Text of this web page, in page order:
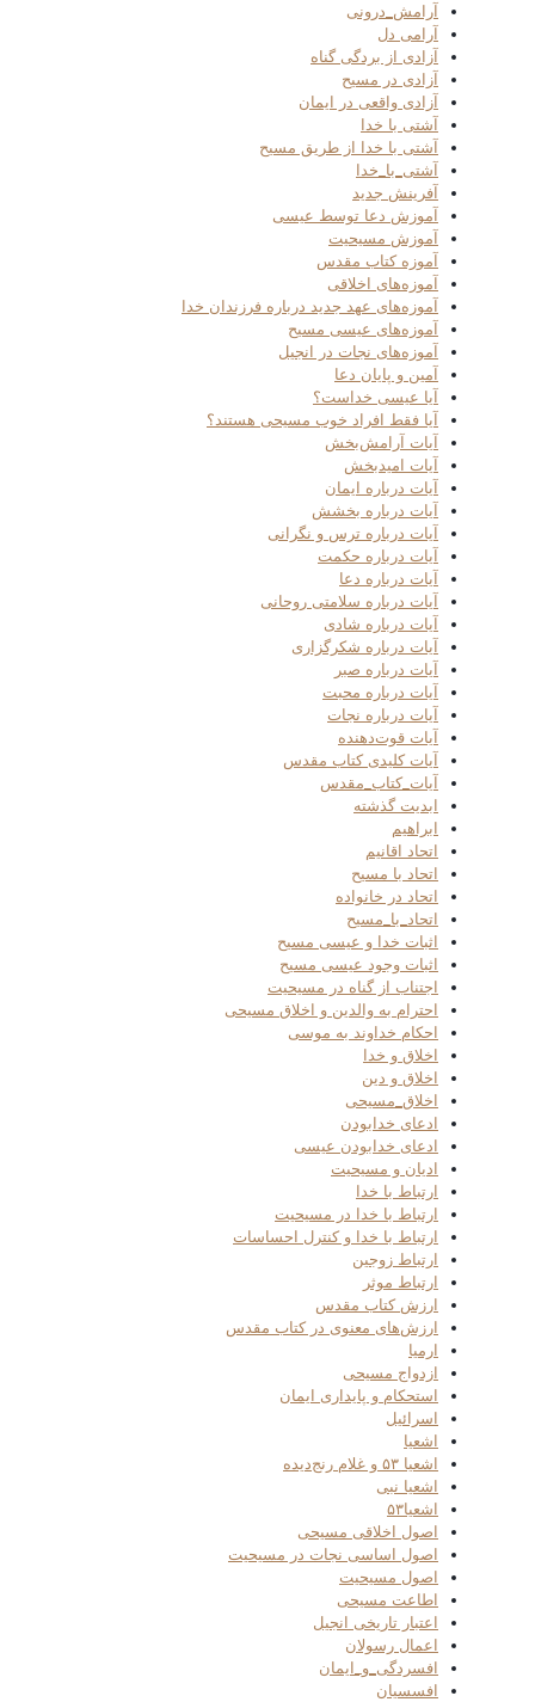
آرامش_درونی
آرامی دل
آزادی از بردگی گناه
آزادی در مسیح
آزادی واقعی در ایمان
آشتی با خدا
آشتی با خدا از طریق مسیح
آشتی_با_خدا
آفرینش جدید
آموزش دعا توسط عیسی
آموزش مسیحیت
آموزه کتاب مقدس
آموزه‌های اخلاقی
آموزه‌های عهد جدید درباره فرزندان خدا
آموزه‌های عیسی مسیح
آموزه‌های نجات در انجیل
آمین و پایان دعا
آیا عیسی خداست؟
آیا فقط افراد خوب مسیحی هستند؟
آیات آرامش‌بخش
آیات امیدبخش
آیات درباره ایمان
آیات درباره بخشش
آیات درباره ترس و نگرانی
آیات درباره حکمت
آیات درباره دعا
آیات درباره سلامتی روحانی
آیات درباره شادی
آیات درباره شکرگزاری
آیات درباره صبر
آیات درباره محبت
آیات درباره نجات
آیات قوت‌دهنده
آیات کلیدی کتاب مقدس
آیات_کتاب_مقدس
ابدیت گذشته
ابراهیم
اتحاد اقانیم
اتحاد با مسیح
اتحاد در خانواده
اتحاد_با_مسیح
اثبات خدا و عیسی مسیح
اثبات وجود عیسی مسیح
اجتناب از گناه در مسیحیت
احترام به والدین و اخلاق مسیحی
احکام خداوند به موسی
اخلاق و خدا
اخلاق و دین
اخلاق_مسیحی
ادعای خدابودن
ادعای خدابودن عیسی
ادیان و مسیحیت
ارتباط با خدا
ارتباط با خدا در مسیحیت
ارتباط با خدا و کنترل احساسات
ارتباط زوجین
ارتباط موثر
ارزش کتاب مقدس
ارزش‌های معنوی در کتاب مقدس
ارمیا
ازدواج مسیحی
استحکام و پایداری ایمان
اسرائیل
اشعیا
اشعیا ۵۳ و غلام رنج‌دیده
اشعیا نبی
اشعیا۵۳
اصول اخلاقی مسیحی
اصول اساسی نجات در مسیحیت
اصول مسیحیت
اطاعت مسیحی
اعتبار تاریخی انجیل
اعمال رسولان
افسردگی_و_ایمان
افسسیان